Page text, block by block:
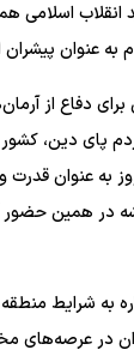
انقلاب اسلامی
به عنوان
دفاع از
پای دین، کشور
به عنوان
در همین حضور
به شرایط
در عرصه‌های